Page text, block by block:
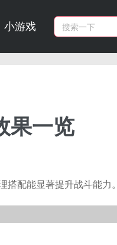
小游戏
果一览
配能显著提升战斗能力。